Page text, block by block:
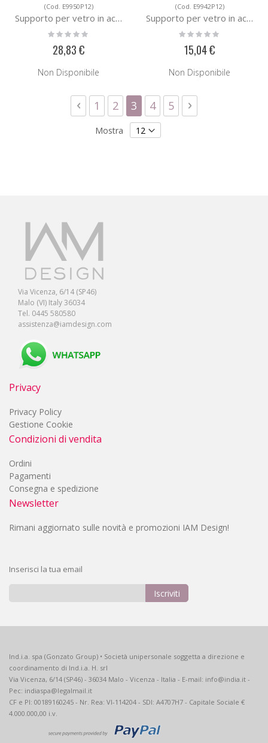
(Cod. E9950P12)
Supporto per vetro in acciaio E9950P12
Rating:
28,83 €
Non Disponibile
(Cod. E9942P12)
Supporto per vetro in acciaio E9942P12
Rating:
15,04 €
Non Disponibile
Pagina
Pagina
Precedente
Pagina
1 Pagina
2 Attualmente stai
3 Pagina
4 Pagina
5 Pagina
Successivo
Mostra
Via Vicenza, 6/14 (SP46)
Malo (VI) Italy 36034
Tel. 0445 580580
assistenza@iamdesign.com
Privacy
Privacy Policy
Gestione Cookie
Condizioni di vendita
Ordini
Pagamenti
Consegna e spedizione
Newsletter
Rimani aggiornato sulle novità e promozioni IAM Design!
Inserisci la tua email
Newsletter:
Iscriviti
Ind.i.a. spa (Gonzato Group) • Società unipersonale soggetta a direzione e
coordinamento di Ind.i.a. H. srl
Via Vicenza, 6/14 (SP46) - 36034 Malo - Vicenza - Italia - E-mail: info@india.it -
Pec: indiaspa@legalmail.it
CF e PI: 00189160245 - Nr. Rea: VI-114204 - SDI: A4707H7 - Capitale Sociale €
4.000.000,00 i.v.